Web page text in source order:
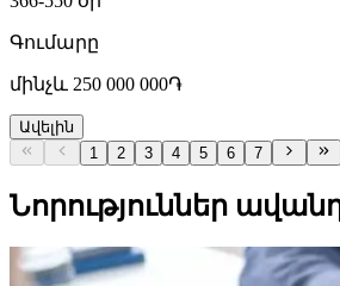
Գումարը
մինչև 250 000 000֏
Ավելին
1
2 3 4 5 6 7
Նորություններ